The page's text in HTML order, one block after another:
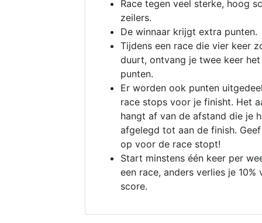
Race tegen veel sterke, hoog
zeilers.
De winnaar krijgt extra punten.
Tijdens een race die vier keer
duurt, ontvang je twee keer
punten.
Er worden ook punten
race stops voor je finisht. Het
hangt af van de afstand die je
afgelegd tot aan de finish.
op voor de race stopt!
Start minstens één keer per
een race, anders verlies je 10%
score.